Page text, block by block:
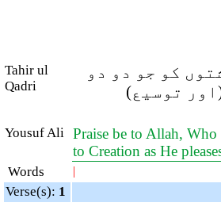
Tahir ul
Qadri
کو جو دو دو
توسیع)
Yousuf Ali Praise be to Allah,
to Creation as He
Words |
Verse(s): 1